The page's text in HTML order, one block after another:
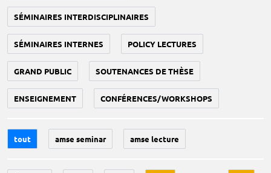
SÉMINAIRES INTERDISCIPLINAIRES
SÉMINAIRES INTERNES POLICY LECTURES
GRAND PUBLIC SOUTENANCES DE THÈSE
ENSEIGNEMENT CONFÉRENCES/WORKSHOPS
tout amse seminar amse lecture